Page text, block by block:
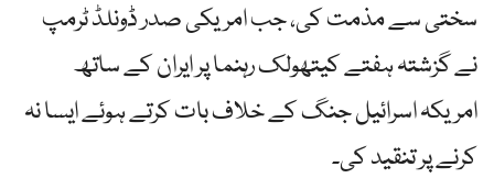
سختی سے مذمت کی، جب امریکی صدر ڈونلڈ ٹرمپ
نے گزشتہ ہفتے کیتھولک رہنما پر ایران کے ساتھ
امریکہ اسرائیل جنگ کے خلاف بات کرتے ہوئے ایسا نہ
کرنے پر تنقید کی۔